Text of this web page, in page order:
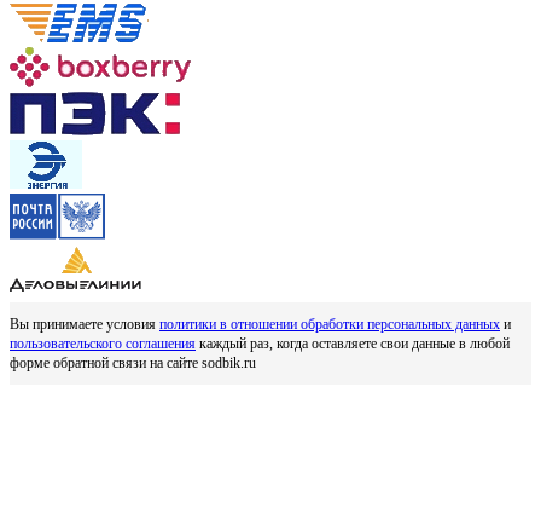
Вы принимаете условия политики в отношении обработки персональных данных и
пользовательского соглашения каждый раз, когда оставляете свои данные в любой
форме обратной связи на сайте sodbik.ru